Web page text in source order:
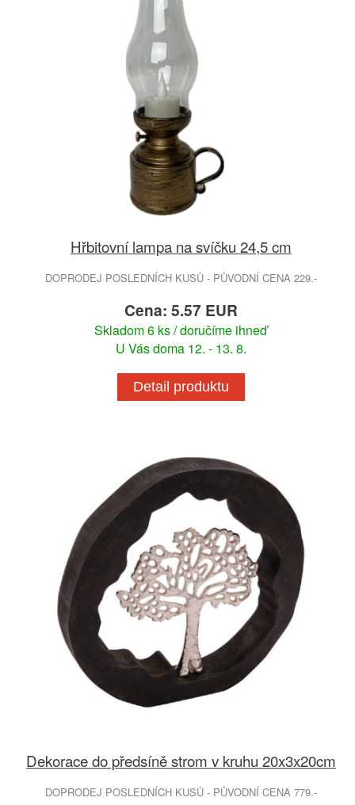
Hřbitovní lampa na svíčku 24,5 cm
DOPRODEJ POSLEDNÍCH KUSŮ - PŮVODNÍ CENA 229.-
Cena: 5.57 EUR
Skladom 6 ks / doručíme ihneď
U Vás doma 12. - 13. 8.
Detail produktu
Dekorace do předsíně strom v kruhu 20x3x20cm
DOPRODEJ POSLEDNÍCH KUSŮ - PŮVODNÍ CENA 779.-